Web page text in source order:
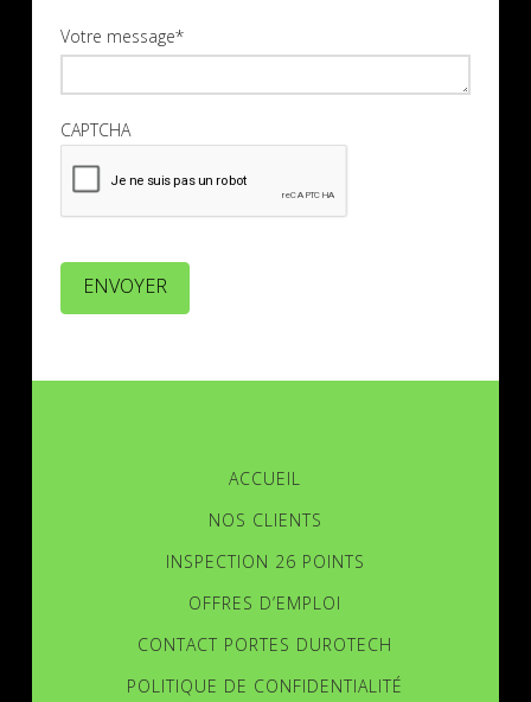
Votre message*
CAPTCHA
ENVOYER
ACCUEIL
NOS CLIENTS
INSPECTION 26 POINTS
OFFRES D’EMPLOI
CONTACT PORTES DUROTECH
POLITIQUE DE CONFIDENTIALITÉ